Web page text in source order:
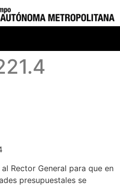
Rector General para que en
presupuestales se